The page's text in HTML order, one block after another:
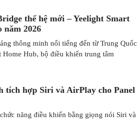
thế hệ mới – Yeelight Smart
năm 2026
thông minh nổi tiếng đến từ Trung Quốc
Home Hub, bộ điều khiển trung tâm
tích hợp Siri và AirPlay cho Panel
năng điều khiển bằng giọng nói Siri và